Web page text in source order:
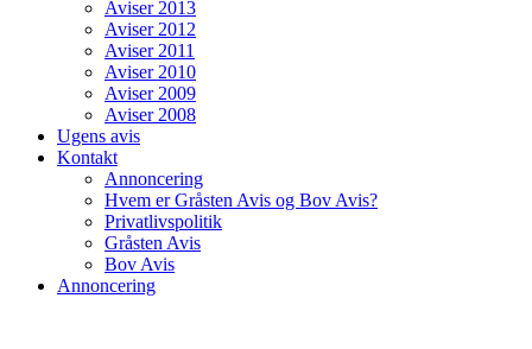
Aviser 2013
Aviser 2012
Aviser 2011
Aviser 2010
Aviser 2009
Aviser 2008
Ugens avis
Kontakt
Annoncering
Hvem er Gråsten Avis og Bov Avis?
Privatlivspolitik
Gråsten Avis
Bov Avis
Annoncering